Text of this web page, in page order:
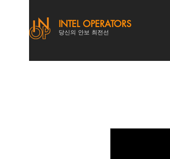
INTEL OPERATORS
당신의 안보 최전선